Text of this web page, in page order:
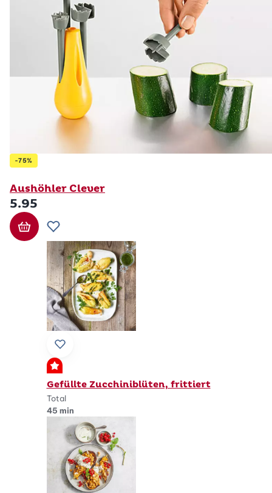
-75%
Aushöhler Clever
5.95
In den Warenkorb
Zur Wunschliste hinzufügen
Zu Lieblingsrezepten hinzufügen
Premium
Gefüllte Zucchiniblüten, frittiert
Total
45 min